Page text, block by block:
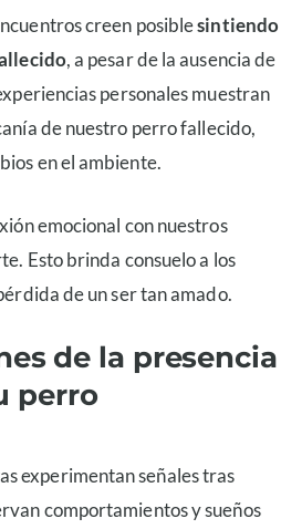
creen posiblesintiendo
, a pesar de la ausencia de
personales muestran
de nuestro perro fallecido,
en el ambiente.
emocional con nuestros
Esto brinda consuelo a los
de un ser tan amado.
de la presencia
perro
experimentan señales tras
comportamientos y sueños